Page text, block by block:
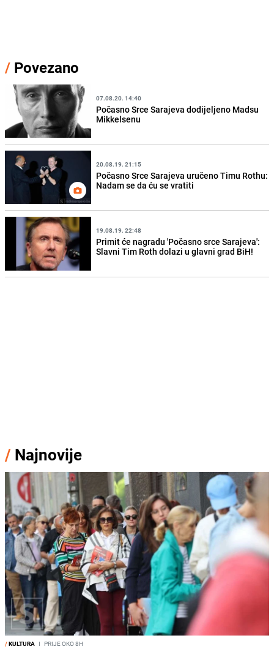
/ Povezano
07.08.20. 14:40
Počasno Srce Sarajeva dodijeljeno Madsu
Mikkelsenu
20.08.19. 21:15
Počasno Srce Sarajeva uručeno Timu Rothu:
Nadam se da ću se vratiti
19.08.19. 22:48
Primit će nagradu 'Počasno srce Sarajeva':
Slavni Tim Roth dolazi u glavni grad BiH!
/ Najnovije
/KULTURA I PRIJE OKO 8H